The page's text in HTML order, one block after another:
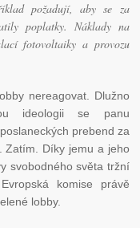
požadují, aby se za
poplatky. Náklady na
fotovoltaiky a provozu
nereagovat. Dlužno
ideologii se panu
prebend za
Zatím. Díky jemu a jeho
svobodného světa tržní
komise právě
lobby.